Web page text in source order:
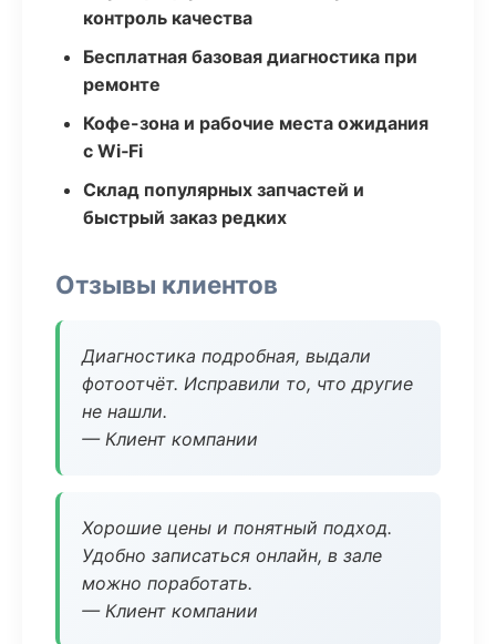
контроль качества
Бесплатная базовая диагностика при
ремонте
Кофе-зона и рабочие места ожидания
с Wi‑Fi
Склад популярных запчастей и
быстрый заказ редких
Отзывы клиентов
Диагностика подробная, выдали
фотоотчёт. Исправили то, что другие
не нашли.
— Клиент компании
Хорошие цены и понятный подход.
Удобно записаться онлайн, в зале
можно поработать.
— Клиент компании